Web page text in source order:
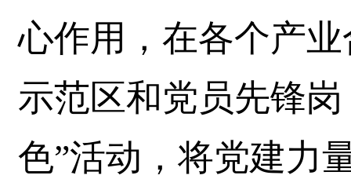
心作用，在各个产
示范区和党员先锋
色”活动，将党建力